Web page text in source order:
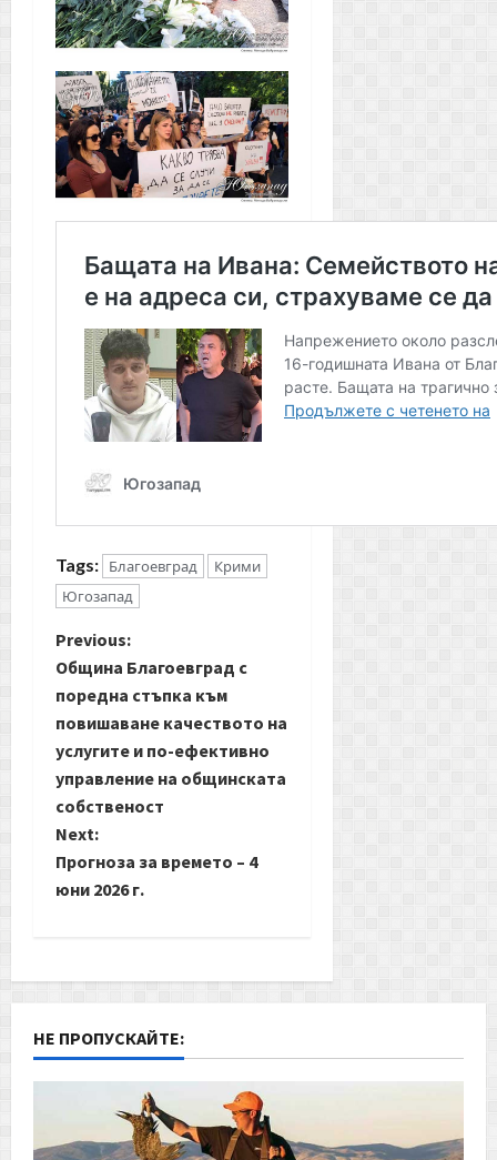
Tags: Благоевград
Крими
Югозапад
P
o
s
t
n
a
i
a
Previous:
Община Благоевград с
поредна стъпка към
повишаване качеството на
услугите и по-ефективно
управление на общинската
собственост
Next:
Прогноза за времето – 4
юни 2026 г.
НЕ ПРОПУСКАЙТЕ: